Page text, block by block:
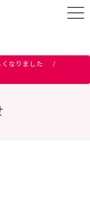
なりました
/